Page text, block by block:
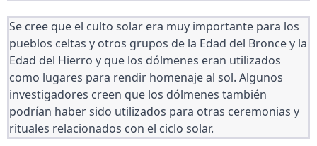
Se cree que el culto solar era muy importante para los
pueblos celtas y otros grupos de la Edad del Bronce y la
Edad del Hierro y que los dólmenes eran utilizados
como lugares para rendir homenaje al sol. Algunos
investigadores creen que los dólmenes también
podrían haber sido utilizados para otras ceremonias y
rituales relacionados con el ciclo solar.